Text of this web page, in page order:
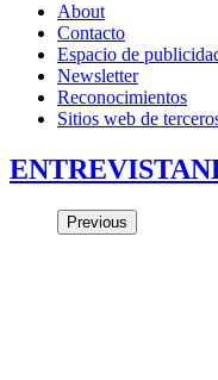
About
Contacto
Espacio de
Newsletter
Reconocimientos
Sitios web de
Previous